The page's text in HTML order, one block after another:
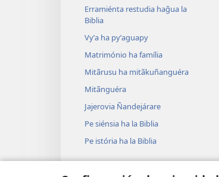
Erramiénta restudia hag̃ua la
Biblia
Vyʼa ha pyʼaguapy
Matrimónio ha família
Mitãrusu ha mitãkuñanguéra
Mitãnguéra
Jajerovia Ñandejárare
Pe siénsia ha la Biblia
Pe istória ha la Biblia